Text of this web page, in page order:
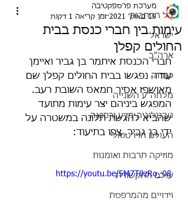
כל הכתבות
ישראל
ארה"ב
קנדה
מלחה"ע השנייה
טכנולוגיה מדע ורפואה
העולם הוירטואלי
מוזיקה תרבות ואומנות
עולם התקשורת
וידויים מהמרפסת
עימות בין חברי כנסת בבית
החולים קפלן
מערכת פרספקטיבה
19 באוק׳ 2021
זמן קריאה 1 דקות
חברי הכנסת איתמר בן גביר ואיימן
עודה נפגשו בבית החולים קפלן שם
מאושפז אסיר חמאס השובת רעב.
המפגש ביניהם יצר עימות מתועד
שהביא להגשת תלונה במשטרה על
ידי בן גביר. צפו בתיעוד:
https://youtu.be/5M7T0zRo_08